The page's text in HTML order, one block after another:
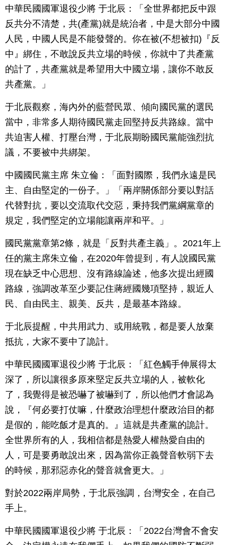
中華民國國軍退役少將 于北辰：「全世界都把反中跟
反共分不清楚，共(產黨)就是統治者，中是大部分中國
人民，中國人民是不能發聲的。你在被(不想被扣)『反
中』綁住，不敢說反共立場的時候，你就中了共產黨
的計了，共產黨就是希望用大中國立場，讓你不敢反
共產黨。」
于北辰觀察，海內外的藍營民眾、傾向國民黨的選民
當中，非常多人期待國民黨走回堅持反共路線。當中
共迫害人權、打壓台灣，于北辰期盼國民黨能強烈抗
議，不要被中共綁架。
中國國民黨主席 朱立倫：「面對國際，我們永遠是民
主、自由堅定的一份子。」「兩岸關係部分要以對話
代替對抗，要以交流取代交惡，秉持我們黨綱黨章的
規定，我們堅定的立場能讓兩岸和平。」
國民黨黨章第2條，就是「反對共產主義」。2021年上
任的黨主席朱立倫，在2020年曾提到，有人說國民黨
現在缺乏中心思想、沒有路線論述，他多次提出經國
路線，強調改革至少要記住蔣經國幾項堅持，親近人
民、自由民主、親美、反共，是最基本路線。
于北辰提醒，中共用武力、或用統戰，都是要人放棄
抵抗，大家不要中了詭計。
中華民國國軍退役少將 于北辰：「紅色觸手伸展得太
深了，所以讓很多原來堅定反共立場的人，被軟化
了，我覺得是被恐嚇了被嚇到了，所以他們才會認為
說，『何必要打仗嘛，什麼政治理想什麼政治目的都
是假的，能吃飯才是真的。』這就是共產黨的詭計。
全世界所有的人，我相信都是熱愛人權熱愛自由的
人，可是要勇敢說出來，因為當你正義聲音軟弱下去
的時候，那邪惡赤化的聲音就會更大。」
對於2022兩岸局勢，于北辰強調，台灣安全，在自己
手上。
中華民國國軍退役少將 于北辰：「2022台灣會不會安